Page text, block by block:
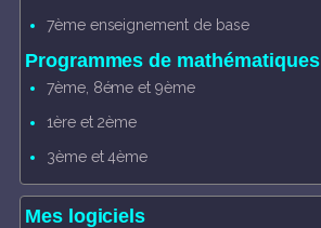
7ème enseignement de base
Programmes de mathématiques
7ème, 8éme et 9ème
1ère et 2ème
3ème et 4ème
Mes logiciels